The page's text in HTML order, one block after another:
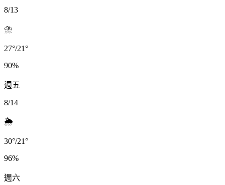
8/13
⛈️
27°/21°
90%
週五
8/14
🌦️
30°/21°
96%
週六